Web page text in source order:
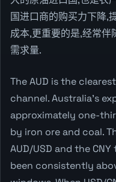
国进口商的购买力下降,
成本,更重要的是,经常伴
需求量.
The AUD is the
channel. Australia's
approximately one-
by iron ore and coal.
AUD/USD and the
been consistently